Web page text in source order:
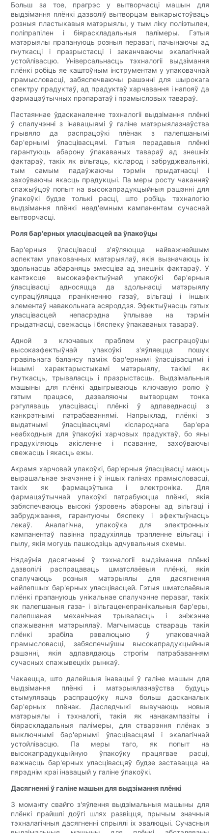
Больш за тое, прагрэс у вытворчасці машын для
выдзімання плёнкі дазволіў вытворцам выкарыстоўваць
розныя пластыкавыя матэрыялы, у тым ліку поліэтылен,
поліпрапілен і біяраскладальныя палімеры. Гэтыя
матэрыялы прапануюць розныя перавагі, пачынаючы ад
гнуткасці і празрыстасці і заканчваючы экалагічнай
устойлівасцю. Універсальнасць тэхналогіі выдзімання
плёнкі робіць яе каштоўным інструментам у упаковачнай
прамысловасці, забяспечваючы рашэнні для шырокага
спектру прадуктаў, ад прадуктаў харчавання і напояў да
фармацэўтычных прэпаратаў і прамысловых тавараў.
Пастаяннае ўдасканаленне тэхналогіі выдзімання плёнкі
ў спалучэнні з інавацыямі ў галіне матэрыялазнаўства
прывяло да распрацоўкі плёнак з палепшанымі
бар'ернымі ўласцівасцямі. Гэтыя перадавыя плёнкі
гарантуюць абарону ўпакаваных тавараў ад знешніх
фактараў, такіх як вільгаць, кісларод і забруджвальнікі,
тым самым падаўжаючы тэрмін прыдатнасці і
захоўваючы якасць прадукцыі. Па меры росту чаканняў
спажыўцоў попыт на высокапрадукцыйныя рашэнні для
ўпакоўкі будзе толькі расці, што робіць тэхналогію
выдзімання плёнкі неад'емным кампанентам сучаснай
вытворчасці.
Роля бар'ерных уласцівасцей ва ўпакоўцы
Бар'ерныя ўласцівасці з'яўляюцца найважнейшым
аспектам упаковачных матэрыялаў, якія вызначаюць іх
здольнасць абараняць змесціва ад знешніх фактараў. У
кантэксце высокаэфектыўнай упакоўкі бар'ерныя
ўласцівасці адносяцца да здольнасці матэрыялу
супраціўляцца пранікненню газаў, вільгаці і іншых
элементаў навакольнага асяроддзя. Эфектыўнасць гэтых
уласцівасцей непасрэдна ўплывае на тэрмін
прыдатнасці, свежасць і бяспеку ўпакаваных тавараў.
Адной з ключавых праблем у распрацоўцы
высокаэфектыўнай упакоўкі з'яўляецца пошук
правільнага балансу паміж бар'ернымі ўласцівасцямі і
іншымі характарыстыкамі матэрыялу, такімі як
гнуткасць, трываласць і празрыстасць. Выдзімальныя
машыны для плёнкі адыгрываюць ключавую ролю ў
гэтым працэсе, дазваляючы вытворцам тонка
рэгуляваць уласцівасці плёнкі ў адпаведнасці з
канкрэтнымі патрабаваннямі. Напрыклад, плёнкі з
выдатнымі ўласцівасцямі кіслароднага бар'ера
неабходныя для ўпакоўкі харчовых прадуктаў, бо яны
прадухіляюць акісленне і псаванне, захоўваючы
свежасць і якасць ежы.
Акрамя харчовай упакоўкі, бар'ерныя ўласцівасці маюць
вырашальнае значэнне і ў іншых галінах прамысловасці,
такіх як фармацэўтыка і электроніка. Для
фармацэўтычнай упакоўкі патрабуюцца плёнкі, якія
забяспечваюць высокі ўзровень абароны ад вільгаці і
забруджвання, гарантуючы бяспеку і эфектыўнасць
лекаў. Аналагічна, упакоўка для электронных
кампанентаў павінна прадухіляць трапленне вільгаці і
пылу, якія могуць пашкодзіць адчувальныя схемы.
Нядаўнія дасягненні ў тэхналогіі выдзімання плёнкі
дазволілі распрацаваць шматслаёвыя плёнкі, якія
спалучаюць розныя матэрыялы для дасягнення
найлепшых бар'ерных уласцівасцей. Гэтыя шматслаёвыя
плёнкі прапануюць унікальнае спалучэнне пераваг, такіх
як палепшаныя газа- і вільгаценепранікальныя бар'еры,
палепшаная механічная трываласць і зніжэнне
спажывання матэрыялаў. Магчымасць ствараць такія
плёнкі зрабіла рэвалюцыю ў упаковачнай
прамысловасці, забяспечыўшы высокапрадукцыйныя
рашэнні, якія адпавядаюць строгім патрабаванням
сучасных спажывецкіх рынкаў.
Чакаецца, што далейшыя інавацыі ў галіне машын для
выдзімання плёнкі і матэрыялазнаўства будуць
стымуляваць распрацоўку яшчэ больш дасканалых
бар'ерных плёнак. Даследчыкі вывучаюць новыя
матэрыялы і тэхналогіі, такія як нанакампазіты і
біяраскладальныя палімеры, для стварэння плёнак з
выключнымі бар'ернымі ўласцівасцямі і экалагічнай
устойлівасцю. Па меры таго, як попыт на
высокапрадукцыйную ўпакоўку працягвае расці,
важнасць бар'ерных уласцівасцяў будзе заставацца на
пярэднім краі інавацый у галіне ўпакоўкі.
Дасягненні ў галіне машын для выдзімання плёнкі
З моманту свайго з'яўлення выдзімальныя машыны для
плёнкі прайшлі доўгі шлях развіцця, прычым значныя
тэхналагічныя дасягненні спрыялі іх эвалюцыі. Сучасныя